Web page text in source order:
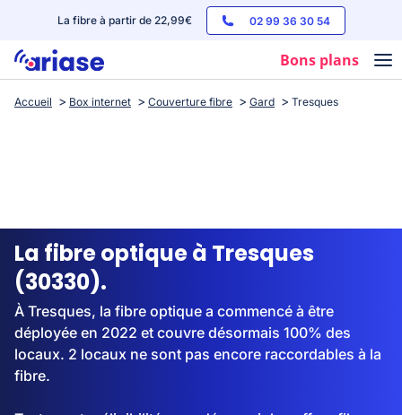
La fibre à partir de 22,99€ 02 99 36 30 54
Bons plans
Box internet
Streaming
Accueil Box internet Couverture fibre Gard Tresques
La fibre optique à Tresques
(30330).
À Tresques, la fibre optique a commencé à être
déployée en 2022 et couvre désormais 100% des
locaux. 2 locaux ne sont pas encore raccordables à la
fibre.